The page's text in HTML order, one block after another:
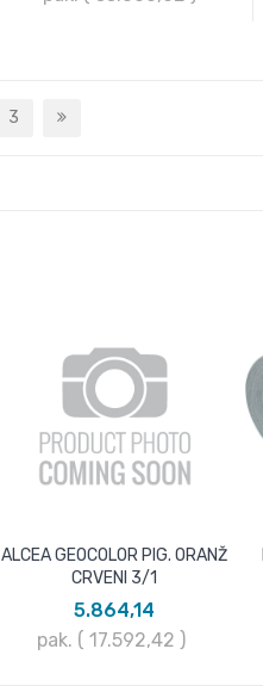
3
ALCEA GEOCOLOR PIG. ORANŽ
CRVENI 3/1
5.864,14
pak. ( 17.592,42 )